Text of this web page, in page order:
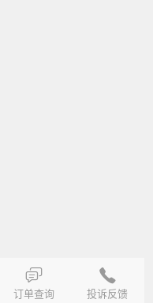
订单查询 投诉反馈